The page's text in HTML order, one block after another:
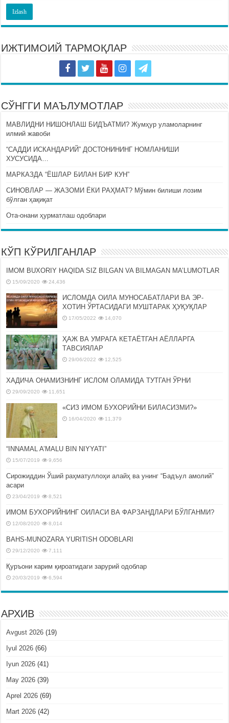
ИЖТИМОИЙ ТАРМОҚЛАР
СЎНГГИ МАЪЛУМОТЛАР
МАВЛИДНИ НИШОНЛАШ БИДЪАТМИ? Жумҳур уламоларнинг
илмий жавоби
“САДДИ ИСКАНДАРИЙ” ДОСТОНИНИНГ НОМЛАНИШИ
ХУСУСИДА…
МАРКАЗДА “ЁШЛАР БИЛАН БИР КУН”
СИНОВЛАР — ЖАЗОМИ ЁКИ РАҲМАТ? Мўмин билиши лозим
бўлган ҳақиқат
Ота-онани ҳурматлаш одоблари
КЎП КЎРИЛГАНЛАР
IMOM BUXORIY HAQIDA SIZ BILGAN VA BILMAGAN MA’LUMOTLAR
15/09/2020 24,436
ИСЛОМДА ОИЛА МУНОСАБАТЛАРИ ВА ЭР-
ХОТИН ЎРТАСИДАГИ МУШТАРАК ҲУҚУҚЛАР
17/05/2022 14,070
ҲАЖ ВА УМРАГА КЕТАЁТГАН АЁЛЛАРГА
ТАВСИЯЛАР
29/06/2022 12,525
ХАДИЧА ОНАМИЗНИНГ ИСЛОМ ОЛАМИДА ТУТГАН ЎРНИ
29/09/2020 11,651
«СИЗ ИМОМ БУХОРИЙНИ БИЛАСИЗМИ?»
16/04/2020 11,379
“INNAMAL A’MALU BIN NIYYATI”
15/07/2019 9,656
Сирожиддин Ўший раҳматуллоҳи алайҳ ва унинг “Бадъул амолий”
асари
23/04/2019 8,521
ИМОМ БУХОРИЙНИНГ ОИЛАСИ ВА ФАРЗАНДЛАРИ БЎЛГАНМИ?
12/08/2020 8,014
BAHS-MUNOZARA YURITISH ODOBLARI
29/12/2020 7,111
Қуръони карим қироатидаги зарурий одоблар
20/03/2019 6,594
АРХИВ
Avgust 2026 (19)
Iyul 2026 (66)
Iyun 2026 (41)
May 2026 (39)
Aprel 2026 (69)
Mart 2026 (42)